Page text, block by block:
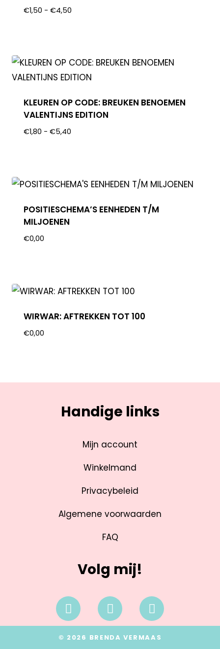
€1,50 - €4,50
KLEUREN OP CODE: BREUKEN BENOEMEN
VALENTIJNS EDITION
€1,80 - €5,40
POSITIESCHEMA’S EENHEDEN T/M
MILJOENEN
€0,00
WIRWAR: AFTREKKEN TOT 100
€0,00
Handige links
Mijn account
Winkelmand
Privacybeleid
Algemene voorwaarden
FAQ
Volg mij!
© 2026 BRENDA VERMAAS